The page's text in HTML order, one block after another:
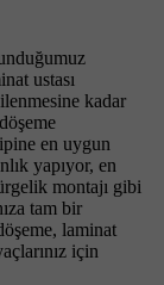
ustası
kadar
en uygun
yapıyor, en
montajı gibi
tam bir
laminat
için